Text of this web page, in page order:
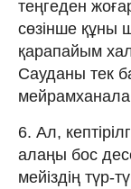
теңгеден
сөзінше құны
қарапайым
Сауданы тек
6. Ал,
алаңы бос
мейіздің түр-